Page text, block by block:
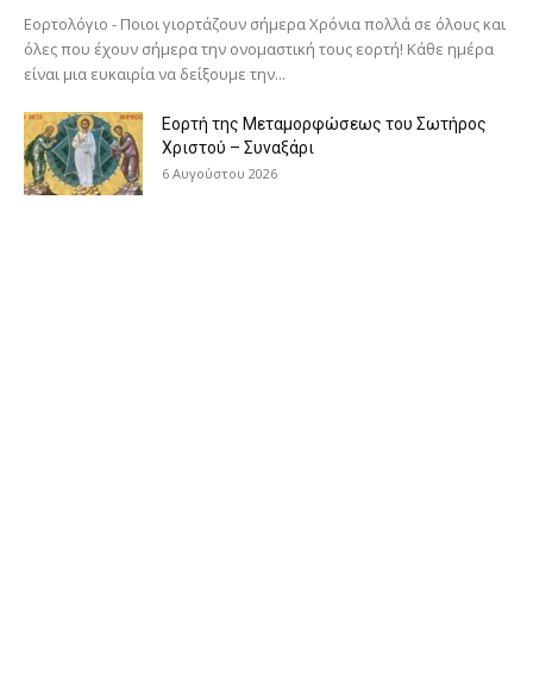
Εορτολόγιο - Ποιοι γιορτάζουν σήμερα Χρόνια πολλά σε όλους και
όλες που έχουν σήμερα την ονομαστική τους εορτή! Κάθε ημέρα
είναι μια ευκαιρία να δείξουμε την...
Εορτή της Μεταμορφώσεως του Σωτήρος
Χριστού – Συναξάρι
6 Αυγούστου 2026